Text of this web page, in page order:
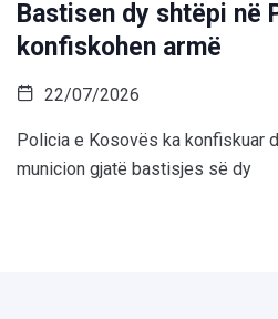
Bastisen dy shtëpi në
konfiskohen armë
22/07/2026
Policia e Kosovës ka konfiskuar
municion gjatë bastisjes së dy